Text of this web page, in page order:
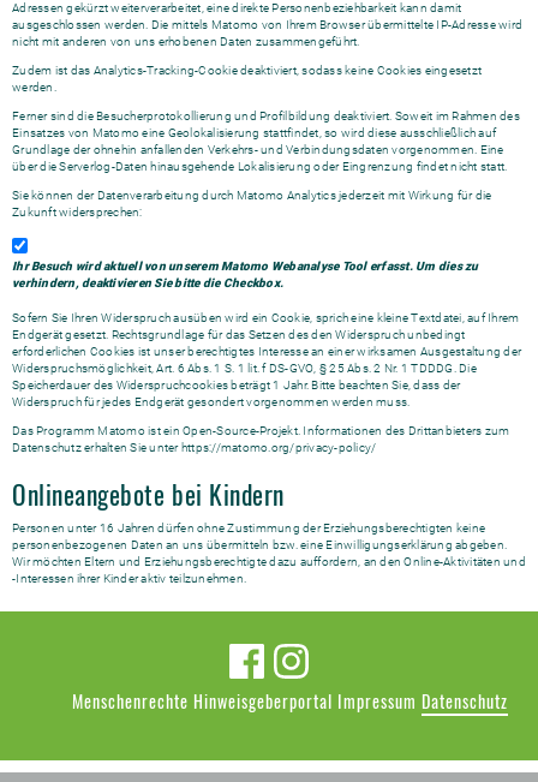
Adressen gekürzt weiterverarbeitet, eine direkte Personenbeziehbarkeit kann damit
ausgeschlossen werden. Die mittels Matomo von Ihrem Browser übermittelte IP-Adresse wird
nicht mit anderen von uns erhobenen Daten zusammengeführt.
Zudem ist das Analytics-Tracking-Cookie deaktiviert, sodass keine Cookies eingesetzt
werden.
Ferner sind die Besucherprotokollierung und Profilbildung deaktiviert. Soweit im Rahmen des
Einsatzes von Matomo eine Geolokalisierung stattfindet, so wird diese ausschließlich auf
Grundlage der ohnehin anfallenden Verkehrs- und Verbindungsdaten vorgenommen. Eine
über die Serverlog-Daten hinausgehende Lokalisierung oder Eingrenzung findet nicht statt.
Sie können der Datenverarbeitung durch Matomo Analytics jederzeit mit Wirkung für die
Zukunft widersprechen:
Ihr Besuch wird aktuell von unserem Matomo Webanalyse Tool erfasst. Um dies zu
verhindern, deaktivieren Sie bitte die Checkbox.
Sofern Sie Ihren Widerspruch ausüben wird ein Cookie, sprich eine kleine Textdatei, auf Ihrem
Endgerät gesetzt. Rechtsgrundlage für das Setzen des den Widerspruch unbedingt
erforderlichen Cookies ist unser berechtigtes Interesse an einer wirksamen Ausgestaltung der
Widerspruchsmöglichkeit, Art. 6 Abs. 1 S. 1 lit. f DS-GVO, § 25 Abs. 2 Nr. 1 TDDDG. Die
Speicherdauer des Widerspruchcookies beträgt 1 Jahr. Bitte beachten Sie, dass der
Widerspruch für jedes Endgerät gesondert vorgenommen werden muss.
Das Programm Matomo ist ein Open-Source-Projekt. Informationen des Drittanbieters zum
Datenschutz erhalten Sie unter https://matomo.org/privacy-policy/
Onlineangebote bei Kindern
Personen unter 16 Jahren dürfen ohne Zustimmung der Erziehungsberechtigten keine
personenbezogenen Daten an uns übermitteln bzw. eine Einwilligungserklärung abgeben.
Wir möchten Eltern und Erziehungsberechtigte dazu auffordern, an den Online-Aktivitäten und
-Interessen ihrer Kinder aktiv teilzunehmen.
Menschenrechte Hinweisgeberportal Impressum Datenschutz